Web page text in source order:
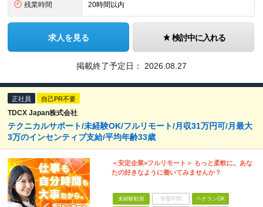
残業時間 20時間以内
求人を見る 検討中に入れる
掲載終了予定日： 2026.08.27
正社員 自己PR不要
TDCX Japan株式会社
テクニカルサポート/未経験OK/フルリモート/月収31万円可/月最大
3万のインセンティブ支給/平均年齢33歳
＜安定企業×フルリモート＞ もっと柔軟に。あな
たの好きなように働いてみませんか？
未経験歓迎 学歴不問 ベテランOK